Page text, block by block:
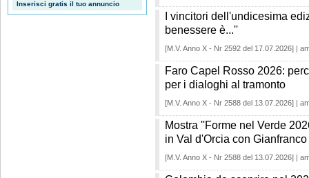
Inserisci gratis il tuo annuncio
I vincitori dell'undicesima
benessere è...''
[M.V. Anno X - Nr 2592 del 17.07.2026] |
Faro Capel Rosso 2026:
per i dialoghi al tramonto
[M.V. Anno X - Nr 2588 del 13.07.2026] |
Mostra ''Forme nel Verde
in Val d'Orcia con
[M.V. Anno X - Nr 2588 del 13.07.2026] |